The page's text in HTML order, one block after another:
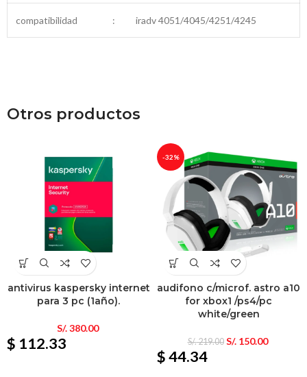
compatibilidad : iradv 4051/4045/4251/4245
Otros productos
antivirus kaspersky internet
para 3 pc (1año).
S/.380.00
$ 112.33
-32%
audifono c/microf. astro a10
for xbox1 /ps4/pc
white/green
S/.219.00 S/.150.00
$ 44.34